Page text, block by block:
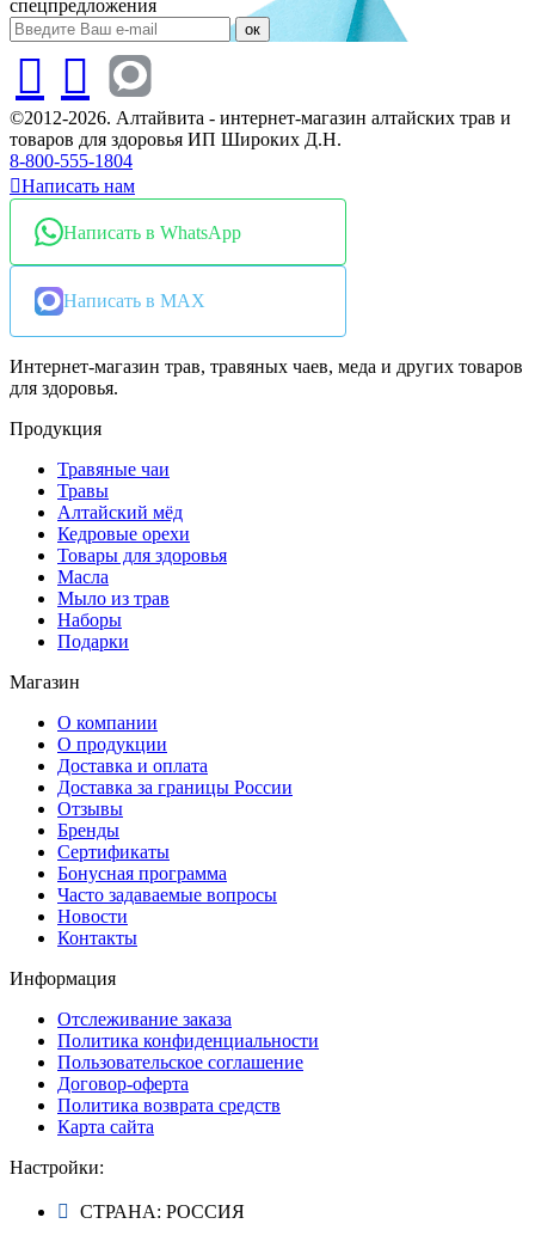
спецпредложения
ок
©2012-2026. Алтайвита - интернет-магазин алтайских трав и
товаров для здоровья ИП Широких Д.Н.
8-800-555-1804
Написать нам
Написать в WhatsApp
Написать в MAX
Интернет-магазин трав, травяных чаев, меда и других товаров
для здоровья.
Продукция
Травяные чаи
Травы
Алтайский мёд
Кедровые орехи
Товары для здоровья
Масла
Мыло из трав
Наборы
Подарки
Магазин
О компании
О продукции
Доставка и оплата
Доставка за границы России
Отзывы
Бренды
Сертификаты
Бонусная программа
Часто задаваемые вопросы
Новости
Контакты
Информация
Отслеживание заказа
Политика конфиденциальности
Пользовательское соглашение
Договор-оферта
Политика возврата средств
Карта сайта
Настройки:
СТРАНА: РОССИЯ